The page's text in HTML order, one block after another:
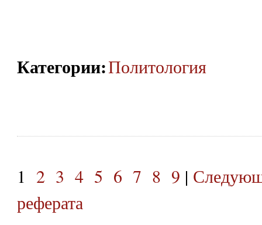
Категории:Политология
1 2 3 4 5 6 7 8 9 |
реферата